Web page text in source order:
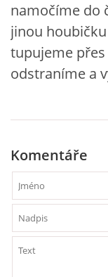
VÝTVARNÉ
VÝTVARNÉ
VÝTVARNÉ
VÝTVARNÉ
CHARAKTERISTIKA
HÁDANKY K
namočíme do
jinou
tupujeme
odstraníme a
Komentáře